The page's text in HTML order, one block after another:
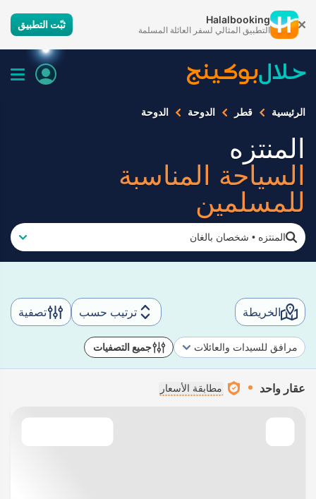
Halalbooking
التطبيق المثالي لسفر العائلة المسلمة ثبّت التطبيق
الرئيسية قطر الدوحة الدوحة
المنتزه
السياحة المناسبة
للمسلمين
المنتزه • شخصان بالغان
الخريطة ترتيب حسب تصفية
مرافق للسيدات والعائلات جميع التصفيات
عقار واحد مطابقة الأسعار